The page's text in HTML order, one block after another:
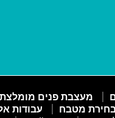
מעצבת פנים מומלצת
מטבח עבודות